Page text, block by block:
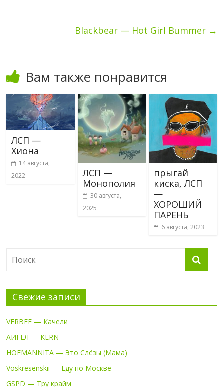
Blackbear — Hot Girl Bummer →
Вам также понравится
ЛСП —
Хиона
14 августа,
2022
ЛСП —
Монополия
30 августа,
2025
прыгай
киска, ЛСП
—
ХОРОШИЙ
ПАРЕНЬ
6 августа, 2023
Свежие записи
VERBEE — Качели
АИГЕЛ — KERN
HOFMANNITA — Это Слёзы (Мама)
Voskresenskii — Еду по Москве
GSPD — Тру крайм